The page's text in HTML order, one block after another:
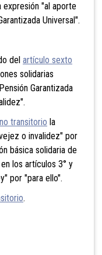
"al aporte
Universal".
del artículo sexto
solidarias
Garantizada
transitorio la
o invalidez" por
básica solidaria de
los artículos 3° y
por "para ello".
.